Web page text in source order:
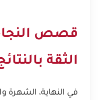
قصص
الثقة
في النهاية، الشهرة